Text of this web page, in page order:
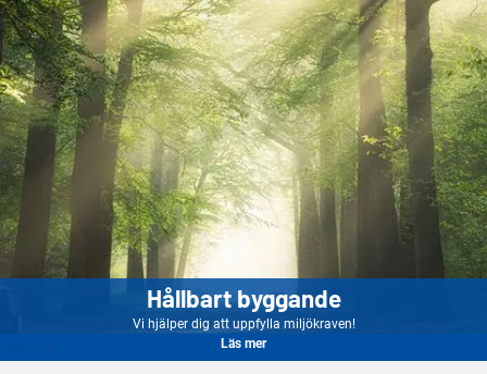
Hållbart byggande
Vi hjälper dig att uppfylla miljökraven!
Läs mer